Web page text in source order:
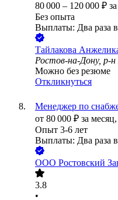
80 000 – 120 000 ₽
Без опыта
Выплаты: Два раза
Тайлакова
Ростов-на-Дону, р-
Можно без резюме
Откликнуться
Менеджер по
от 80 000 ₽ за месяц,
Опыт 3-6 лет
Выплаты: Два раза
ООО Ростовский
3.8
•